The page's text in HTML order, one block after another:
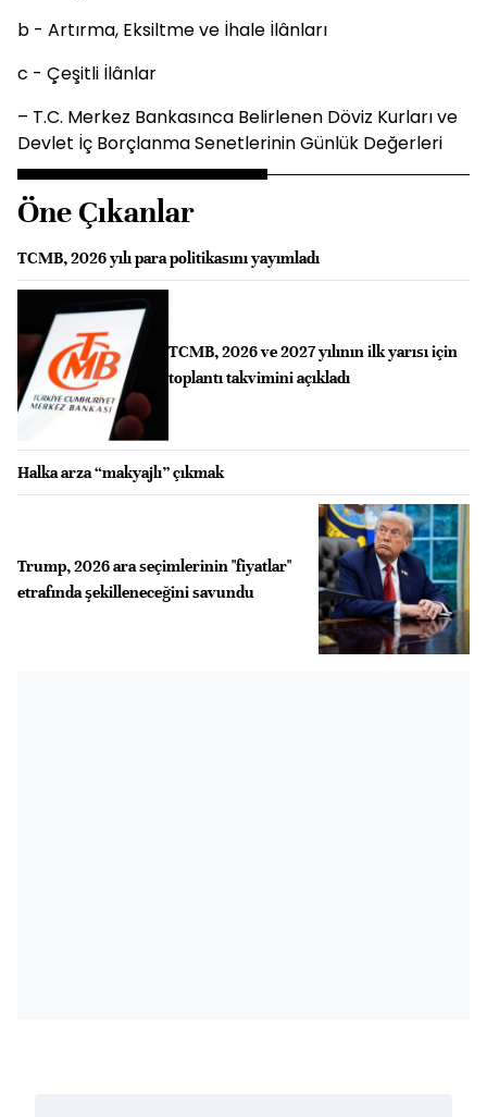
b - Artırma, Eksiltme ve İhale İlânları
c - Çeşitli İlânlar
– T.C. Merkez Bankasınca Belirlenen Döviz Kurları ve
Devlet İç Borçlanma Senetlerinin Günlük Değerleri
Öne Çıkanlar
TCMB, 2026 yılı para politikasını yayımladı
TCMB, 2026 ve 2027 yılının ilk yarısı için
toplantı takvimini açıkladı
Halka arza “makyajlı” çıkmak
Trump, 2026 ara seçimlerinin "fiyatlar"
etrafında şekilleneceğini savundu